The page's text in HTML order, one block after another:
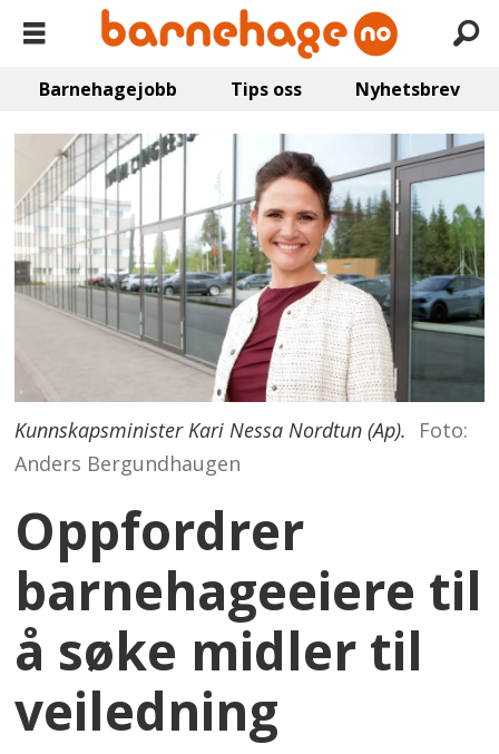
Barnehagejobb Tips oss Nyhetsbrev
Kunnskapsminister Kari Nessa Nordtun (Ap).
Foto:
Anders Bergundhaugen
Oppfordrer
barnehageeiere til
å søke midler til
veiledning